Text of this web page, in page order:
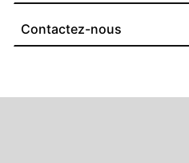
Contactez-nous